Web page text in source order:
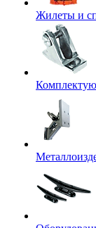
Жилеты и